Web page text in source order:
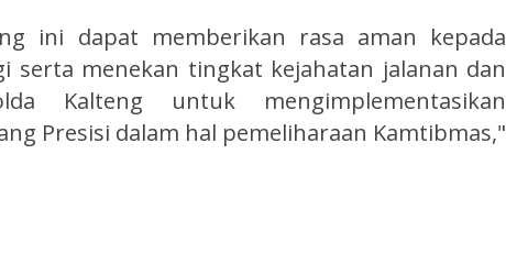
ini dapat memberikan rasa aman kepada
serta menekan tingkat kejahatan jalanan dan
Kalteng untuk mengimplementasikan
Presisi dalam hal pemeliharaan Kamtibmas,"